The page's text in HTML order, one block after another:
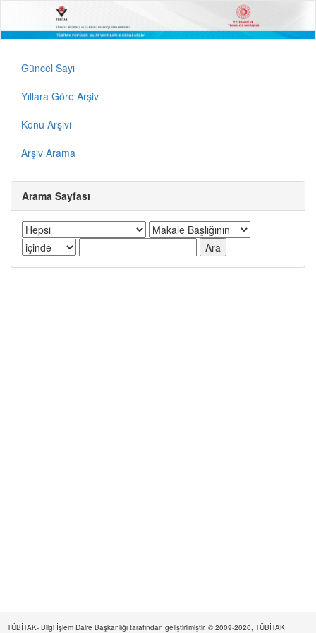
Güncel Sayı
Yıllara Göre Arşiv
Konu Arşivi
Arşiv Arama
Arama Sayfası
TÜBİTAK- Bilgi İşlem Daire Başkanlığı tarafından geliştirilmiştir. © 2009-2020, TÜBİTAK